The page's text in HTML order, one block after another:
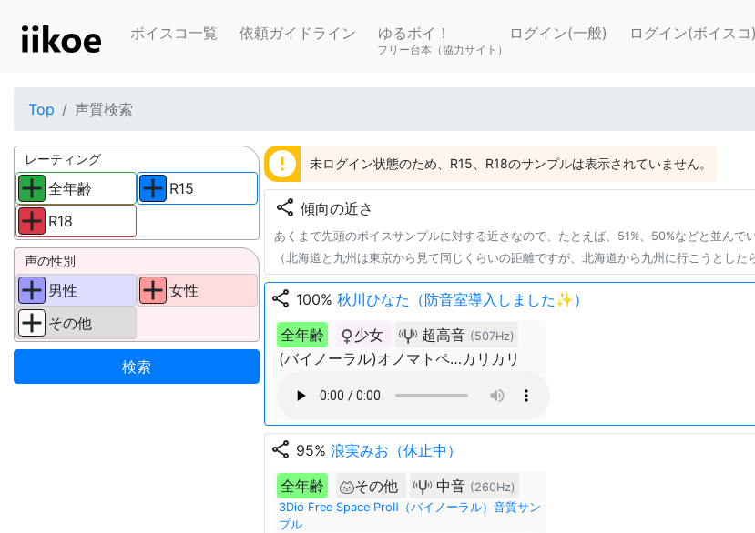
ボイスコ一覧 依頼ガイドライン ゆるボイ！
フリー台本（協力サイト）
ログイン(一般) ログイン(ボイスコ)
Top 声質検索
レーティング
全年齢
R18
R15
声の性別
男性
その他
女性
error 未ログイン状態のため、R15、R18のサンプルは表示されていません。
share 傾向の近さ
あくまで先頭のボイスサンプルに対する近さなので、たとえば、51%、50%などと並んで
（北海道と九州は東京から見て同じくらいの距離ですが、北海道から九州に行こうとした
share 100% 秋川ひなた（防音室導入しました✨）
全年齢
少女 超高音 (507Hz)
(バイノーラル)オノマトペ…カリカリ
share 95% 浪実みお（休止中）
全年齢
その他 中音 (260Hz)
3Dio Free Space ProⅡ（バイノーラル）音質サン
プル